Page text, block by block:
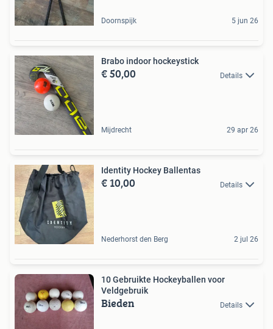
Doornspijk 5 jun 26
Brabo indoor hockeystick
€ 50,00 Details
Mijdrecht 29 apr 26
Identity Hockey Ballentas
€ 10,00 Details
Nederhorst den Berg 2 jul 26
10 Gebruikte Hockeyballen voor
Veldgebruik
Bieden Details